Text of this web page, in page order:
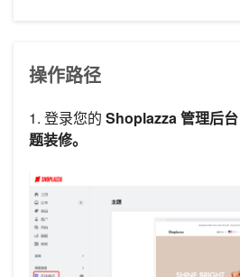
操作路径
1. 登录您的 Shoplazza 管理后台
题装修。